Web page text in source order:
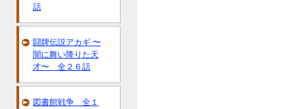
話
闘牌伝説アカギ 〜
闇に舞い降りた天
才〜 全２６話
図書館戦争 全１